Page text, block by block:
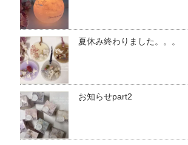
夏休み終わりました。。。
お知らせpart2